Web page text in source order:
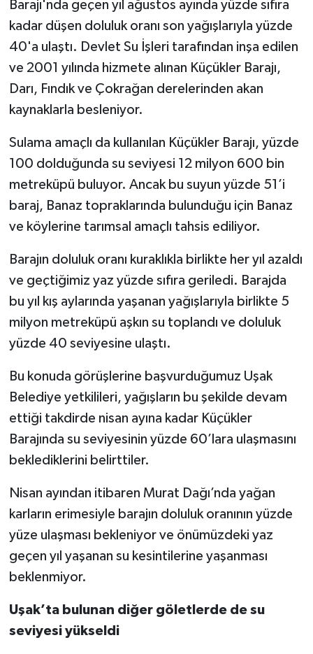
Barajı'nda geçen yıl ağustos ayında yüzde sıfıra
kadar düşen doluluk oranı son yağışlarıyla yüzde
40'a ulaştı. Devlet Su İşleri tarafından inşa edilen
ve 2001 yılında hizmete alınan Küçükler Barajı,
Darı, Fındık ve Çokrağan derelerinden akan
kaynaklarla besleniyor.
Sulama amaçlı da kullanılan Küçükler Barajı, yüzde
100 dolduğunda su seviyesi 12 milyon 600 bin
metreküpü buluyor. Ancak bu suyun yüzde 51’i
baraj, Banaz topraklarında bulunduğu için Banaz
ve köylerine tarımsal amaçlı tahsis ediliyor.
Barajın doluluk oranı kuraklıkla birlikte her yıl azaldı
ve geçtiğimiz yaz yüzde sıfıra geriledi. Barajda
bu yıl kış aylarında yaşanan yağışlarıyla birlikte 5
milyon metreküpü aşkın su toplandı ve doluluk
yüzde 40 seviyesine ulaştı.
Bu konuda görüşlerine başvurduğumuz Uşak
Belediye yetkilileri, yağışların bu şekilde devam
ettiği takdirde nisan ayına kadar Küçükler
Barajında su seviyesinin yüzde 60’lara ulaşmasını
beklediklerini belirttiler.
Nisan ayından itibaren Murat Dağı’nda yağan
karların erimesiyle barajın doluluk oranının yüzde
yüze ulaşması bekleniyor ve önümüzdeki yaz
geçen yıl yaşanan su kesintilerine yaşanması
beklenmiyor.
Uşak’ta bulunan diğer göletlerde de su
seviyesi yükseldi